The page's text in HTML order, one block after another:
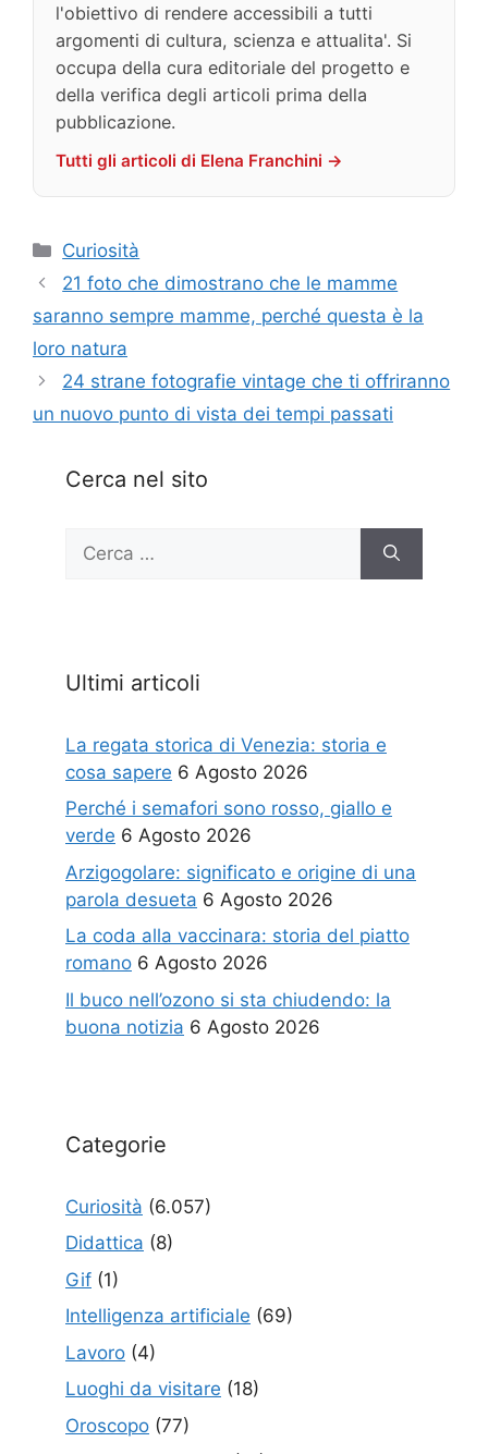
l'obiettivo di rendere accessibili a tutti
argomenti di cultura, scienza e attualita'. Si
occupa della cura editoriale del progetto e
della verifica degli articoli prima della
pubblicazione.
Tutti gli articoli di Elena Franchini →
Categorie
Curiosità
21 foto che dimostrano che le mamme
saranno sempre mamme, perché questa è la
loro natura
24 strane fotografie vintage che ti offriranno
un nuovo punto di vista dei tempi passati
Cerca nel sito
per:
Ultimi articoli
La regata storica di Venezia: storia e
cosa sapere 6 Agosto 2026
Perché i semafori sono rosso, giallo e
verde 6 Agosto 2026
Arzigogolare: significato e origine di una
parola desueta 6 Agosto 2026
La coda alla vaccinara: storia del piatto
romano 6 Agosto 2026
Il buco nell’ozono si sta chiudendo: la
buona notizia 6 Agosto 2026
Categorie
Curiosità (6.057)
Didattica (8)
Gif (1)
Intelligenza artificiale (69)
Lavoro (4)
Luoghi da visitare (18)
Oroscopo (77)